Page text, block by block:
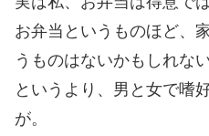
お弁当というものほど、
うものはないかもしれない
というより、男と女で嗜
が。